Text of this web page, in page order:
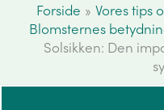
Forside
Vores tips
Blomsternes
Solsikken: Den